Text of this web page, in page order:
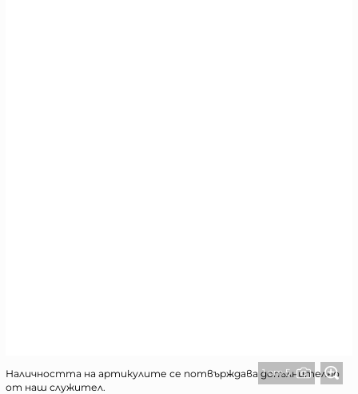
1 от 5
Наличността на артикулите се потвърждава допълнително
от наш служител.